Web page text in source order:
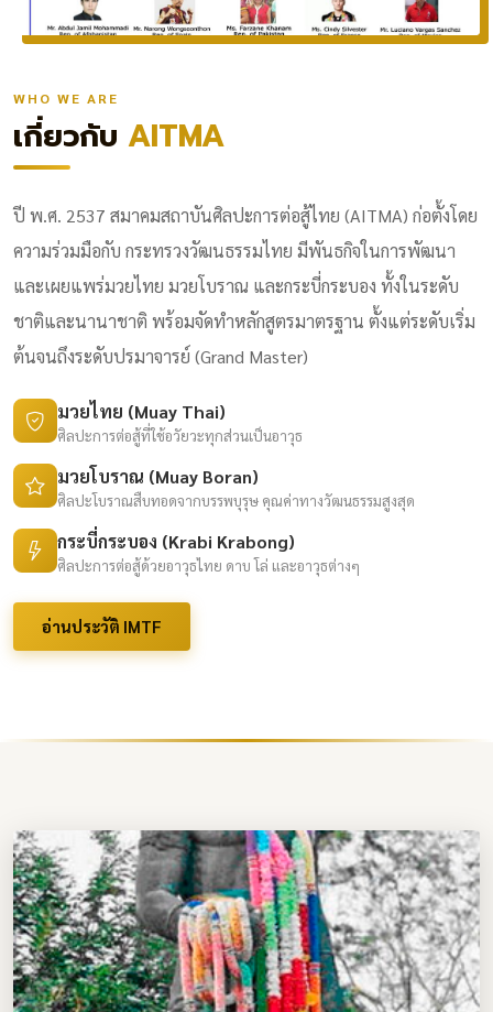
WHO WE ARE
เกี่ยวกับ AITMA
ปี พ.ศ. 2537 สมาคมสถาบันศิลปะการต่อสู้ไทย (AITMA) ก่อตั้งโดย
ความร่วมมือกับ กระทรวงวัฒนธรรมไทย มีพันธกิจในการพัฒนา
และเผยแพร่มวยไทย มวยโบราณ และกระบี่กระบอง ทั้งในระดับ
ชาติและนานาชาติ พร้อมจัดทำหลักสูตรมาตรฐาน ตั้งแต่ระดับเริ่ม
ต้นจนถึงระดับปรมาจารย์ (Grand Master)
มวยไทย (Muay Thai)
ศิลปะการต่อสู้ที่ใช้อวัยวะทุกส่วนเป็นอาวุธ
มวยโบราณ (Muay Boran)
ศิลปะโบราณสืบทอดจากบรรพบุรุษ คุณค่าทางวัฒนธรรมสูงสุด
กระบี่กระบอง (Krabi Krabong)
ศิลปะการต่อสู้ด้วยอาวุธไทย ดาบ โล่ และอาวุธต่างๆ
อ่านประวัติ IMTF